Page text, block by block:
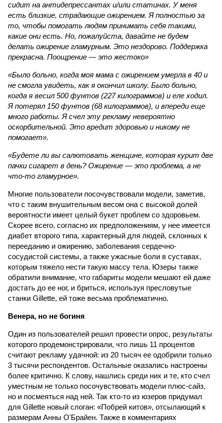
сидит на антидепрессантах и/или статинах. У меня
есть близкие, страдающие ожирением. Я полностью за
то, чтобы помогать людям принимать себя такими,
какие они есть. Но, пожалуйста, давайте не будем
делать ожирение гламурным. Это нездорово. Поддержка
прекрасна. Поощрение — это жестоко»
«Было больно, когда моя мама с ожирением умерла в 40 и
не смогла увидеть, как я окончил школу. Было больно,
когда я весил 500 фунтов (227 килограммов) и еле ходил.
Я потерял 150 фунтов (68 килограммов), и впереди еще
много работы. Я счел эту рекламу невероятно
оскорбительной. Это вредит здоровью и никому не
помогает».
«Будете ли вы салютовать женщине, которая курит две
пачки сигарет в день? Ожирение — это проблема, а не
что-то гламурное».
Многие пользователи посочувствовали модели, заметив,
что с таким внушительным весом она с высокой долей
вероятности имеет целый букет проблем со здоровьем.
Скорее всего, согласно их предположениям, у нее имеется
диабет второго типа, характерный для людей, склонных к
перееданию и ожирению, заболевания сердечно-
сосудистой системы, а также ужасные боли в суставах,
которым тяжело нести такую массу тела. Юзеры также
обратили внимание, что габариты модели мешают ей даже
достать до ее ног, и бриться, используя пресловутые
станки Gillette, ей тоже весьма проблематично.
Венера, но не богиня
Один из пользователей решил провести опрос, результаты
которого продемонстрировали, что лишь 11 процентов
считают рекламу удачной: из 20 тысяч ее одобрили только
3 тысячи респондентов. Остальные оказались настроены
более критично. К слову, нашлись среди них и те, кто счел
уместным не только посочувствовать модели плюс-сайз,
но и посмеяться над ней. Так кто-то из юзеров придумал
для Gillette новый слоган: «Побрей китов», отсылающий к
размерам Анны О'Брайен. Также в комментариях